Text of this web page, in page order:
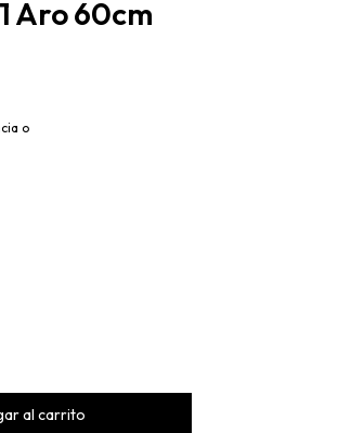
Aro 60cm
o